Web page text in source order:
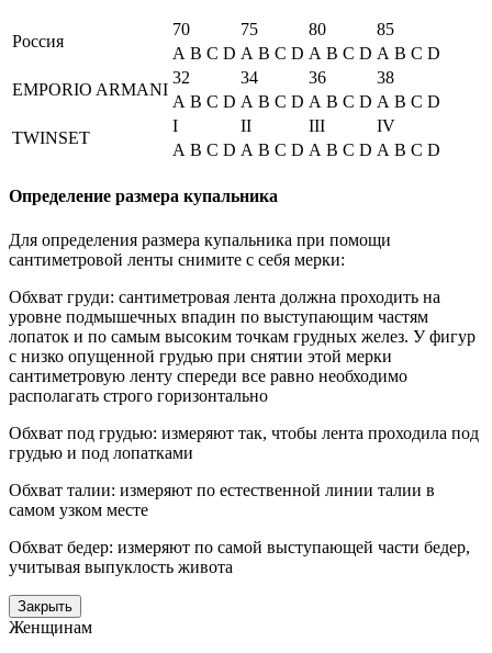
Россия
70 75 80
85
A B C D A B C D A B C D A B C D
EMPORIO ARMANI
32 34 36
38
A B C D A B C D A B C D A B C D
TWINSET
I II III
IV
A B C D A B C D A B C D A B C D
Определение размера купальника
Для определения размера купальника при помощи
сантиметровой ленты снимите с себя мерки:
Обхват груди: сантиметровая лента должна проходить на
уровне подмышечных впадин по выступающим частям
лопаток и по самым высоким точкам грудных желез. У фигур
с низко опущенной грудью при снятии этой мерки
сантиметровую ленту спереди все равно необходимо
располагать строго горизонтально
Обхват под грудью: измеряют так, чтобы лента проходила под
грудью и под лопатками
Обхват талии: измеряют по естественной линии талии в
самом узком месте
Обхват бедер: измеряют по самой выступающей части бедер,
учитывая выпуклость живота
Закрыть
Женщинам